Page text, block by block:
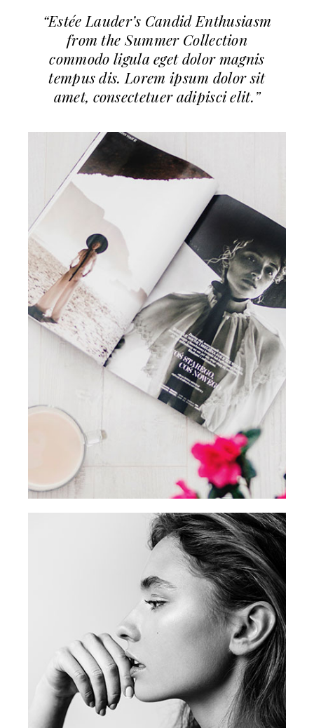
“Estée Lauder’s Candid Enthusiasm
from the Summer Collection
commodo ligula eget dolor magnis
tempus dis. Lorem ipsum dolor sit
amet, consectetuer adipisci elit.”